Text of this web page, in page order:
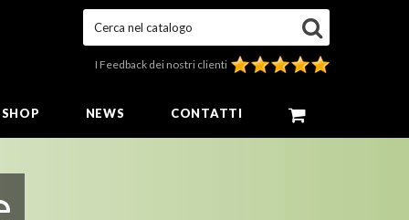
Cerca nel catalogo
I Feedback dei nostri clienti
NEWS CONTATTI